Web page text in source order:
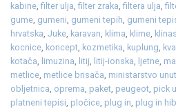
kabine,filter ulja,filter zraka,filtera ulja,
gume, gumeni, gumeni tepih, gumeni
hrvatska, Juke, karavan, klima, klime,
kocnice, koncept, kozmetika, kuplung,
kotača, limuzina, litij, litij-ionska, ljetne,
metlice, metlice brisača, ministarstvo
obljetnica, oprema, paket, peugeot, pick
platneni tepisi, pločice, plug in, plug in